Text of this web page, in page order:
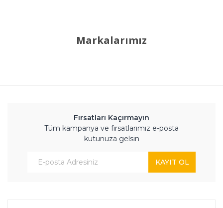
Markalarımız
Fırsatları Kaçırmayın
Tüm kampanya ve fırsatlarımız e-posta
kutunuza gelsin
KAYIT OL